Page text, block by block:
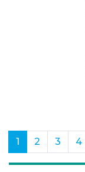
1 (current)
2 3 4